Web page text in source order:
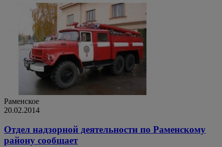
Раменское
20.02.2014
Отдел надзорной деятельности по Раменскому
району сообщает